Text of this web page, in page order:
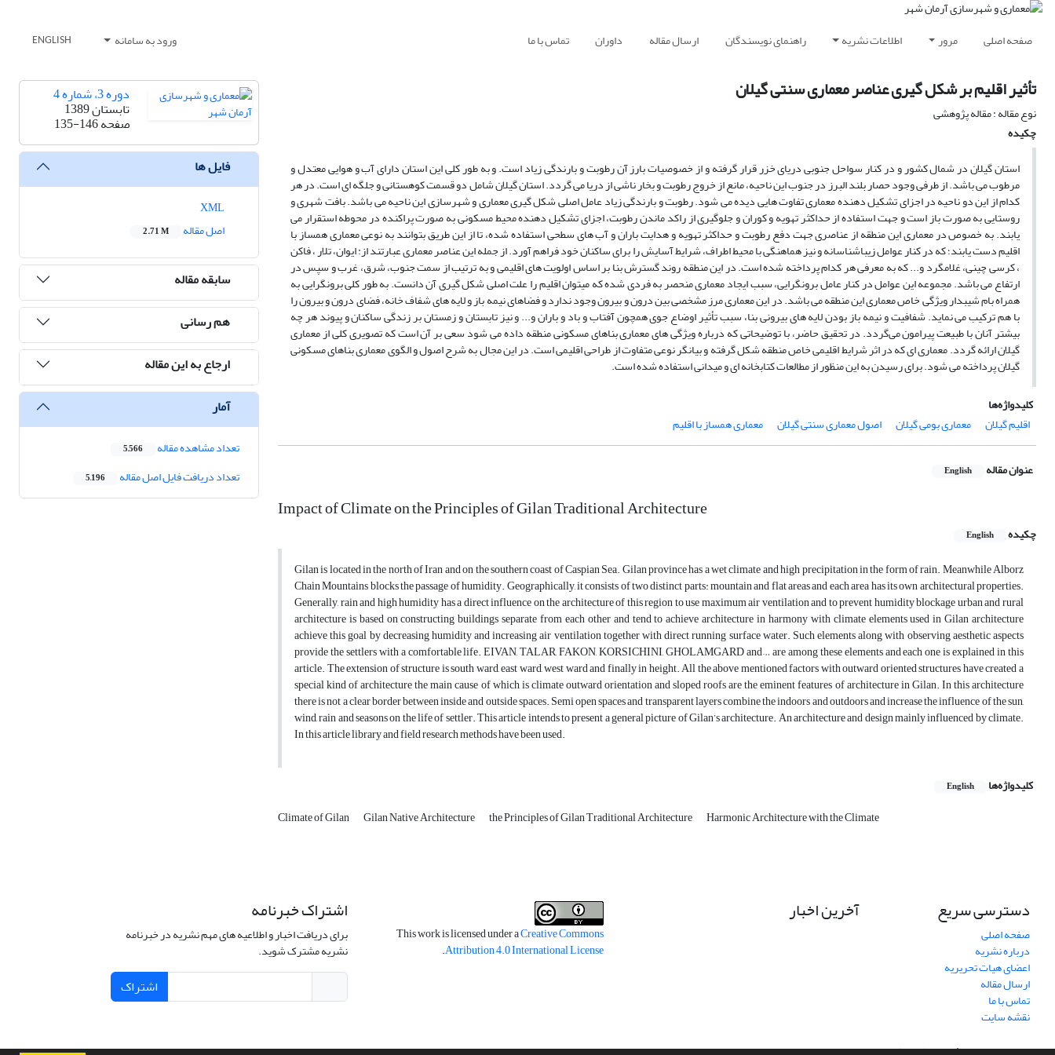
صفحه اصلی مرور اطلاعات نشریه راهنمای نویسندگان ارسال مقاله داوران تماس با ما ورود به سامانه ENGLISH
تأثیر اقلیم بر شکل گیری عناصر معماری سنتی گیلان
نوع مقاله : مقاله پژوهشی
چکیده
استان گیلان در شمال کشور و در کنار سواحل جنوبی دریای خزر قرار گرفته و از خصوصیات بارز آن رطوبت و بارندگی زیاد است. و به طور کلی این استان دارای آب و هوایی معتدل و
مرطوب می باشد. از طرفی وجود حصار بلند البرز در جنوب این ناحیه، مانع از خروج رطوبت و بخار ناشی از دریا می گردد. استان گیلان شامل دو قسمت کوهستانی و جلگه ای است. در هر
کدام از این دو ناحیه در اجزای تشکیل دهنده معماری تفاوت هایی دیده می شود. رطوبت و بارندگی زیاد عامل اصلی شکل گیری معماری و شهرسازی این ناحیه می باشد. بافت شهری و
روستایی به صورت باز است و جهت استفاده از حداکثر تهویه و کوران و جلوگیری از راکد ماندن رطوبت، اجزای تشکیل دهنده محیط مسکونی به صورت پراکنده در محوطه استقرار می
یابند. به خصوص در معماری این منطقه از عناصری جهت دفع رطوبت و حداکثر تهویه و هدایت باران و آب های سطحی استفاده شده، تا از این طریق بتوانند به نوعی معماری همساز با
اقلیم دست یابند؛ که در کنار عوامل زیباشناسانه و نیز هماهنگی با محیط اطراف، شرایط آسایش را برای ساکنان خود فراهم آورد. از جمله این عناصر معماری عبارتند از: ایوان، تلار ، فاکن
، کرسی چینی، غلامگرد و... که به معرفی هر کدام پرداخته شده است. در این منطقه روند گسترش بنا بر اساس اولویت های اقلیمی و به ترتیب از سمت جنوب، شرق، غرب و سپس در
ارتفاع می باشد. مجموعه این عوامل در کنار عامل برونگرایی، سبب ایجاد معماری منحصر به فردی شده که میتوان اقلیم را علت اصلی شکل گیری آن دانست. به طور کلی برونگرایی به
همراه بام شیبدار ویژگی خاص معماری این منطقه می باشد. در این معماری مرز مشخصی بین درون و بیرون وجود ندارد و فضاهای نیمه باز و لایه های شفاف خانه، فضای درون و بیرون را
با هم ترکیب می نماید. شفافیت و نیمه باز بودن لایه های بیرونی بنا، سبب تأثیر اوضاع جوی همچون آفتاب و باد و باران و... و نیز تابستان و زمستان بر زندگی ساکنان و پیوند هر چه
بیشتر آنان با طبیعت پیرامون می‌گردد. در تحقیق حاضر، با توضیحاتی که درباره ویژگی های معماری بناهای مسکونی منطقه داده می شود سعی بر آن است که تصویری کلی از معماری
گیلان ارائه گردد. معماری ای که در اثر شرایط اقلیمی خاص منطقه شکل گرفته و بیانگر نوعی متفاوت از طراحی اقلیمی است. در این مجال به شرح اصول و الگوی معماری بناهای مسکونی
گیلان پرداخته می شود. برای رسیدن به این منظور از مطالعات کتابخانه ای و میدانی استفاده شده است.
کلیدواژه‌ها
اقلیم گیلان
معماری بومی گیلان اصول معماری سنتی گیلان معماری همساز با اقلیم
عنوان مقاله English
Impact of Climate on the Principles of Gilan Traditional Architecture
چکیده English
Gilan is located in the north of Iran and on the southern coast of Caspian Sea. Gilan province has a wet climate and high precipitation in the form of rain. Meanwhile Alborz
Chain Mountains blocks the passage of humidity. Geographically, it consists of two distinct parts: mountain and flat areas and each area has its own architectural properties.
Generally, rain and high humidity has a direct influence on the architecture of this region to use maximum air ventilation and to prevent humidity blockage urban and rural
architecture is based on constructing buildings separate from each other and tend to achieve architecture in harmony with climate elements used in Gilan architecture
achieve this goal by decreasing humidity and increasing air ventilation together with direct running surface water. Such elements along with observing aesthetic aspects
provide the settlers with a comfortable life. EIVAN, TALAR, FAKON, KORSICHINI, GHOLAMGARD and… are among these elements and each one is explained in this
article. The extension of structure is south ward, east ward, west ward and finally in height. All the above mentioned factors with outward oriented structures have created a
special kind of architecture the main cause of which is climate outward orientation and sloped roofs are the eminent features of architecture in Gilan. In this architecture
there is not a clear border between inside and outside spaces. Semi open spaces and transparent layers combine the indoors and outdoors and increase the influence of the sun,
wind, rain and seasons on the life of settler. This article intends to present a general picture of Gilan’s architecture. An architecture and design mainly influenced by climate.
In this article library and field research methods have been used.
کلیدواژه‌ها English
Climate of Gilan Gilan Native Architecture the Principles of Gilan Traditional Architecture Harmonic Architecture with the Climate
دوره 3، شماره 4
تابستان 1389
صفحه135-146
فایل ها
اصل مقاله
2.71 M
سابقه مقاله
هم رسانی
ارجاع به این مقاله
آمار
تعداد مشاهده مقاله 5,566
تعداد دریافت فایل اصل مقاله 5,196
دسترسی سریع
صفحه اصلی
درباره نشریه
اعضای هیات تحریریه
ارسال مقاله
تماس با ما
نقشه سایت
آخرین اخبار
This work is licensed under aCreative Commons
Attribution 4.0 International License
.
اشتراک خبرنامه
برای دریافت اخبار و اطلاعیه های مهم نشریه در خبرنامه
نشریه مشترک شوید.
اشتراک